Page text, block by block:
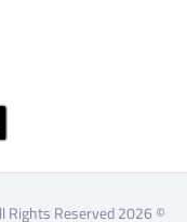
© 2026 noon. All Rights Reserved